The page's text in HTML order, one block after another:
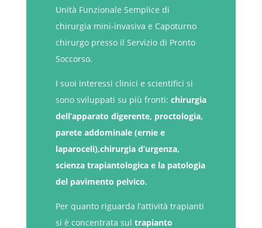
Unità Funzionale Semplice di
chirurgia mini-invasiva e Capoturno
chirurgo presso il Servizio di Pronto
Soccorso.
I suoi interessi clinici e scientifici si
sono sviluppati su più fronti: chirurgia
dell’apparato digerente, proctologia,
parete addominale (ernie e
laparoceli),chirurgia d’urgenza,
scienza trapiantologica e la patologia
del pavimento pelvico.
Per quanto riguarda l’attività trapianti
si è concentrata sul trapianto